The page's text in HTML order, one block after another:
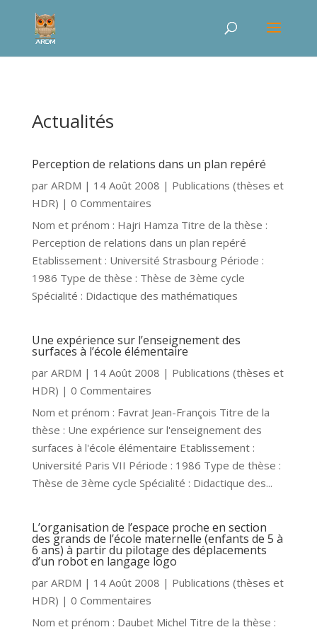
Actualités
Perception de relations dans un plan repéré
par ARDM | 14 Août 2008 | Publications (thèses et
HDR) | 0 Commentaires
Nom et prénom : Hajri Hamza Titre de la thèse :
Perception de relations dans un plan repéré
Etablissement : Université Strasbourg Période :
1986 Type de thèse : Thèse de 3ème cycle
Spécialité : Didactique des mathématiques
Une expérience sur l’enseignement des
surfaces à l’école élémentaire
par ARDM | 14 Août 2008 | Publications (thèses et
HDR) | 0 Commentaires
Nom et prénom : Favrat Jean-François Titre de la
thèse : Une expérience sur l'enseignement des
surfaces à l'école élémentaire Etablissement :
Université Paris VII Période : 1986 Type de thèse :
Thèse de 3ème cycle Spécialité : Didactique des...
L’organisation de l’espace proche en section
des grands de l’école maternelle (enfants de 5 à
6 ans) à partir du pilotage des déplacements
d’un robot en langage logo
par ARDM | 14 Août 2008 | Publications (thèses et
HDR) | 0 Commentaires
Nom et prénom : Daubet Michel Titre de la thèse :